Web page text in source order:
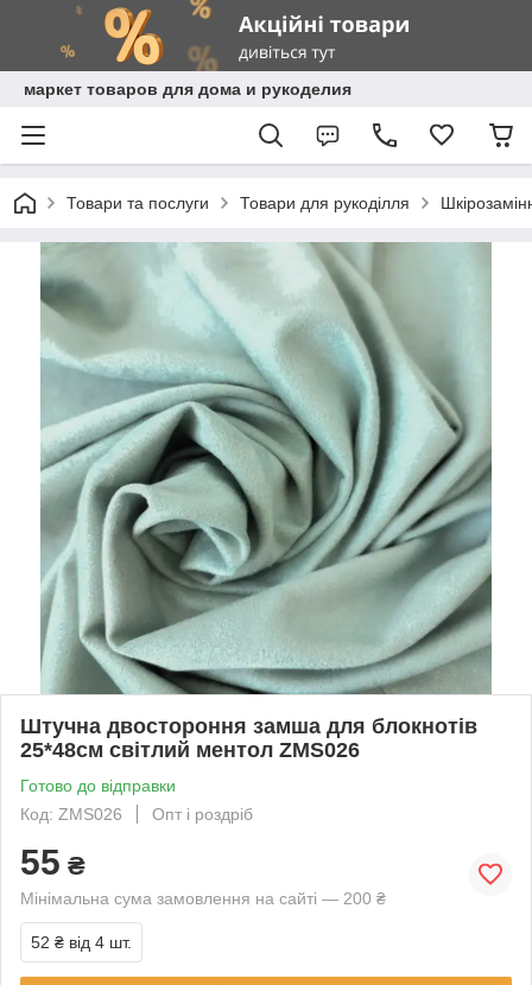
маркет товаров для дома и рукоделия
Товари та послуги Товари для рукоділля
Штучна двостороння замша для блокнотів
25*48см світлий ментол ZMS026
Готово до відправки
Код: ZMS026
Опт і роздріб
55 ₴
Мінімальна сума замовлення на сайті — 200 ₴
52 ₴ від 4 шт.